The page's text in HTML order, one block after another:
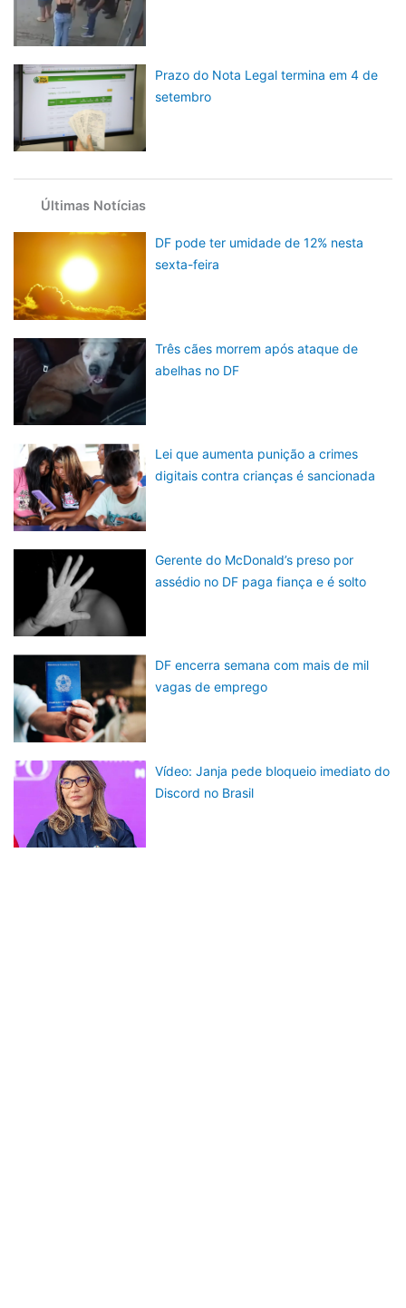
Prazo do Nota Legal termina em 4 de
setembro
Últimas Notícias
DF pode ter umidade de 12% nesta
sexta-feira
Três cães morrem após ataque de
abelhas no DF
Lei que aumenta punição a crimes
digitais contra crianças é sancionada
Gerente do McDonald’s preso por
assédio no DF paga fiança e é solto
DF encerra semana com mais de mil
vagas de emprego
Vídeo: Janja pede bloqueio imediato do
Discord no Brasil